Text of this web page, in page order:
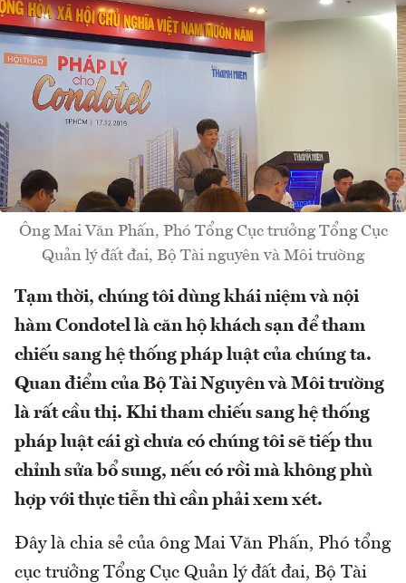
Ông Mai Văn Phấn, Phó Tổng Cục trưởng Tổng Cục
Quản lý đất đai, Bộ Tài nguyên và Môi trường
Tạm thời, chúng tôi dùng khái niệm và nội
hàm Condotel là căn hộ khách sạn để tham
chiếu sang hệ thống pháp luật của chúng ta.
Quan điểm của Bộ Tài Nguyên và Môi trường
là rất cầu thị. Khi tham chiếu sang hệ thống
pháp luật cái gì chưa có chúng tôi sẽ tiếp thu
chỉnh sửa bổ sung, nếu có rồi mà không phù
hợp với thực tiễn thì cần phải xem xét.
Đây là chia sẻ của ông Mai Văn Phấn, Phó tổng
cục trưởng Tổng Cục Quản lý đất đai, Bộ Tài